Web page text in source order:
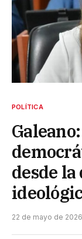
POLÍTICA
desde
22 de mayo de 2026